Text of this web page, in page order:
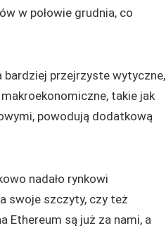
w połowie grudnia, co
przejrzyste wytyczne,
takie jak
powodują dodatkową
nadało rynkowi
swoje szczyty, czy też
Ethereum są już za nami, a